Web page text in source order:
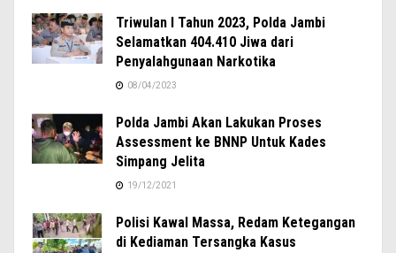
Triwulan I Tahun 2023, Polda Jambi
Selamatkan 404.410 Jiwa dari
Penyalahgunaan Narkotika
08/04/2023
Polda Jambi Akan Lakukan Proses
Assessment ke BNNP Untuk Kades
Simpang Jelita
19/12/2021
Polisi Kawal Massa, Redam Ketegangan
di Kediaman Tersangka Kasus